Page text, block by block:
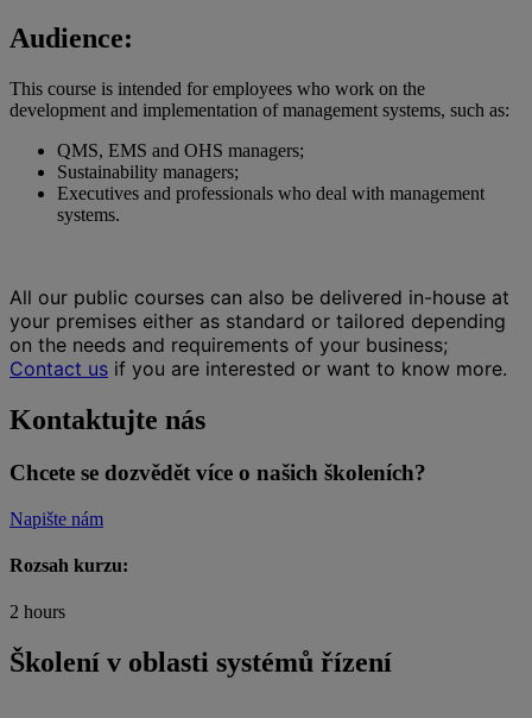
Audience:
This course is intended for employees who work on the
development and implementation of management systems, such as:
QMS, EMS and OHS managers;
Sustainability managers;
Executives and professionals who deal with management
systems.
All our public courses can also be delivered in-house at
your premises either as standard or tailored depending
on the needs and requirements of your business;
Contact us if you are interested or want to know more.
Kontaktujte nás
Chcete se dozvědět více o našich školeních?
Napište nám
Rozsah kurzu:
2 hours
Školení v oblasti systémů řízení